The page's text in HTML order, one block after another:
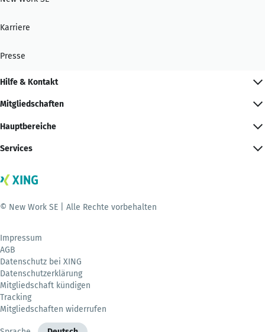
Karriere
Presse
Hilfe & Kontakt
Mitgliedschaften
Hauptbereiche
Services
© New Work SE | Alle Rechte vorbehalten
Impressum
AGB
Datenschutz bei XING
Datenschutzerklärung
Mitgliedschaft kündigen
Tracking
Mitgliedschaften widerrufen